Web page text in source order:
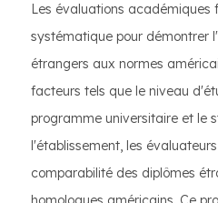
Les évaluations académiques
systématique pour démontrer
étrangers aux normes
facteurs tels que le niveau
programme universitaire et le
l'établissement, les
comparabilité des diplômes